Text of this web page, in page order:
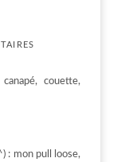
couette,
: mon pull loose,